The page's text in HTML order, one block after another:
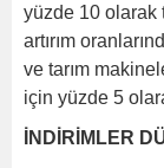
yüzde 10 olarak
artırım
ve tarım
için yüzde 5
İNDİRİMLER